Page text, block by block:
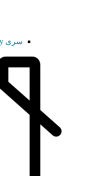
سری RAy